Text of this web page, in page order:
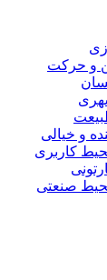
و حرکت
و خیالی
کاربری
صنعتی